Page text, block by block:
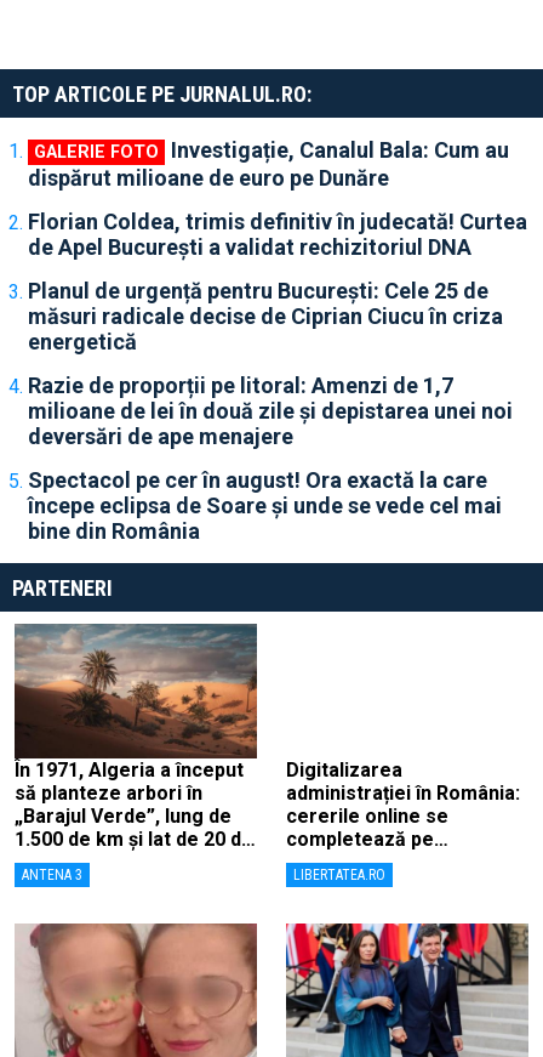
TOP ARTICOLE PE JURNALUL.RO:
Investigație, Canalul Bala: Cum au
dispărut milioane de euro pe Dunăre
Florian Coldea, trimis definitiv în judecată! Curtea
de Apel București a validat rechizitoriul DNA
Planul de urgență pentru București: Cele 25 de
măsuri radicale decise de Ciprian Ciucu în criza
energetică
Razie de proporții pe litoral: Amenzi de 1,7
milioane de lei în două zile și depistarea unei noi
deversări de ape menajere
Spectacol pe cer în august! Ora exactă la care
începe eclipsa de Soare și unde se vede cel mai
bine din România
PARTENERI
În 1971, Algeria a început
să planteze arbori în
„Barajul Verde”, lung de
1.500 de km și lat de 20 de
km, ca să combată
deșertificarea
ANTENA 3
Digitalizarea
administrației în România:
cererile online se
completează pe
calculatoarele de la
ghișee
LIBERTATEA.RO